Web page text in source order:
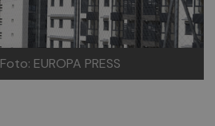
Foto: EUROPA PRESS